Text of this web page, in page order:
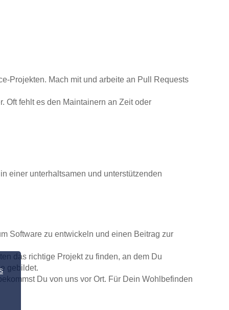
Projekten. Mach mit und arbeite an Pull Requests
Oft fehlt es den Maintainern an Zeit oder
einer unterhaltsamen und unterstützenden
Software zu entwickeln und einen Beitrag zur
das richtige Projekt zu finden, an dem Du
gebildet.
Du von uns vor Ort. Für Dein Wohlbefinden